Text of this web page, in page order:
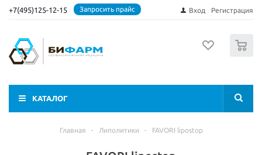
+7(495)125-12-15 Запросить прайс Вход Регистрация
КАТАЛОГ
Главная - Липолитики - FAVORI lipostop